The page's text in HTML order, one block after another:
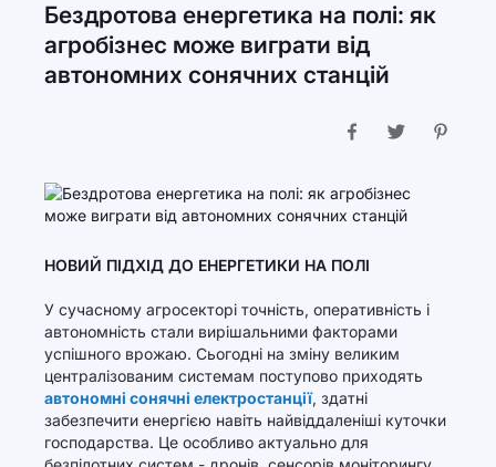
Бездротова енергетика на полі: як
агробізнес може виграти від
автономних сонячних станцій
НОВИЙ ПІДХІД ДО ЕНЕРГЕТИКИ НА ПОЛІ
У сучасному агросекторі точність, оперативність і
автономність стали вирішальними факторами
успішного врожаю. Сьогодні на зміну великим
централізованим системам поступово приходять
автономні сонячні електростанції, здатні
забезпечити енергією навіть найвіддаленіші куточки
господарства. Це особливо актуально для